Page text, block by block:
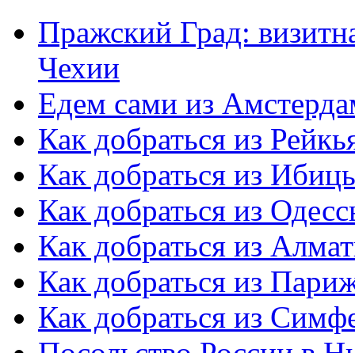
Пражский Град:
Чехии
Едем сами из
Как добраться из
Как добраться из
Как добраться из
Как добраться из
Как добраться из
Как добраться из